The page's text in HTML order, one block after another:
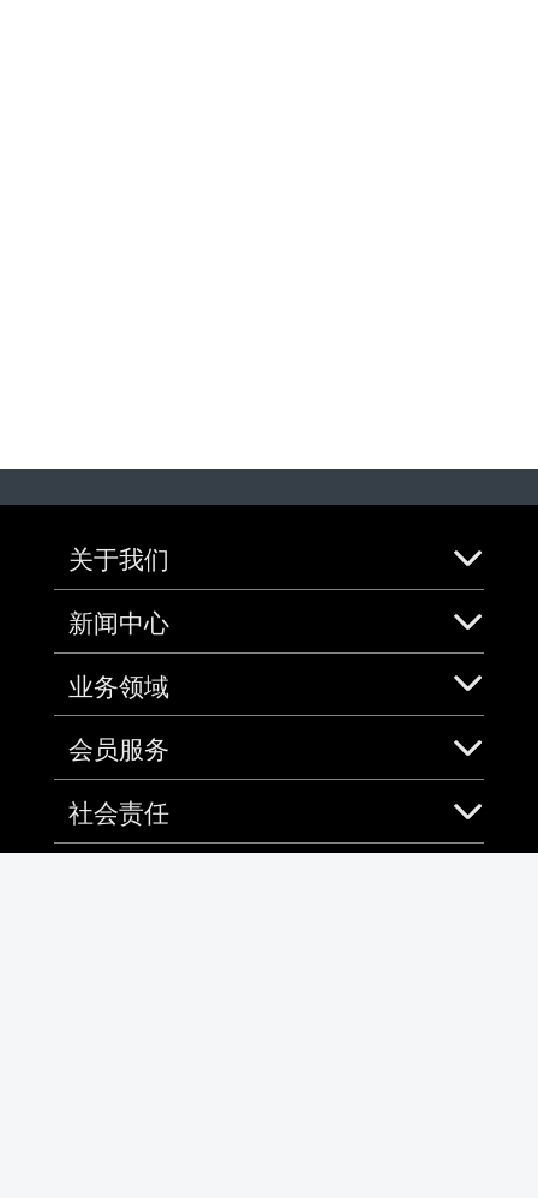
关于我们
新闻中心
业务领域
会员服务
社会责任